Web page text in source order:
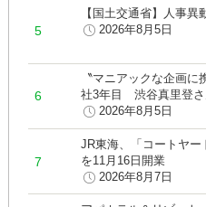
【国土交通省】人事異
2026年8月5日
〝マニアックな企画
社3年目 渋谷真里登さ
2026年8月5日
JR東海、「コートヤー
を11月16日開業
2026年8月7日